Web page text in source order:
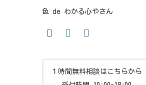
色 de わかる心やさん
１時間無料相談はこちらから